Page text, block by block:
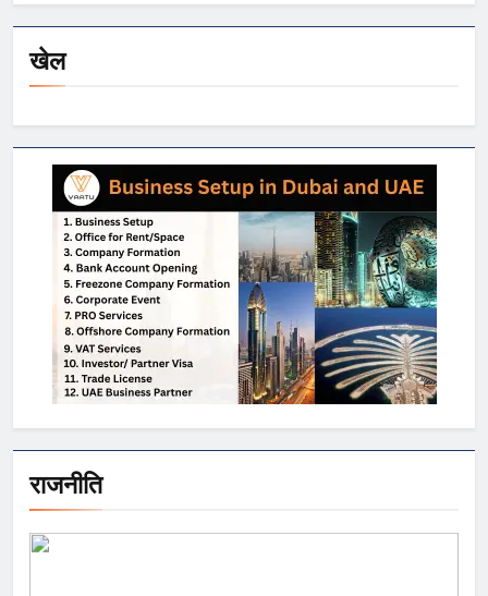
खेल
राजनीति